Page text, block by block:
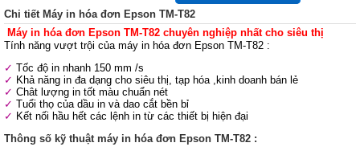
Chi tiết Máy in hóa đơn Epson TM-T82
Máy in hóa đơn Epson TM-T82 chuyên nghiệp nhất cho siêu thị
Tính năng vượt trội của máy in hóa đơn Epson TM-T82 :
Tốc độ in nhanh 150 mm /s
Khả năng in đa dạng cho siêu thị, tạp hóa ,kinh doanh bán lẻ
Chât lượng in tốt màu chuẩn nét
Tuổi thọ của dầu in và dao cắt bền bỉ
Kết nối hầu hết các lệnh in từ các thiết bị hiện đại
Thông số kỹ thuật máy in hóa đơn Epson TM-T82 :